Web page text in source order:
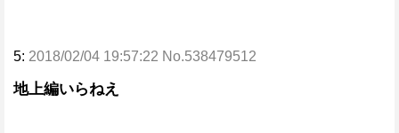
5: 2018/02/04 19:57:22 No.538479512
地上編いらねえ